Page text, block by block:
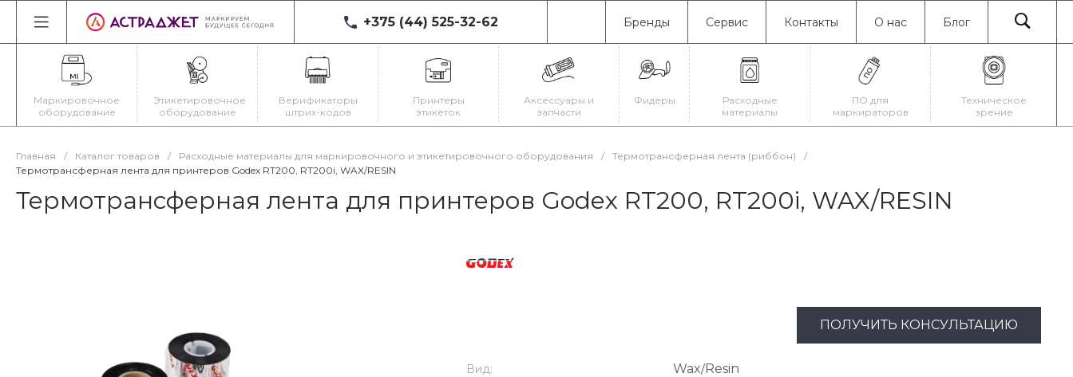
+375 (44) 525-32-62
+375 (44) 525-32-62
220080, г. Минск, ул.
Ириновская, 19
Пн-Пт: с 9:00 до 18:00
Cб-Вс: Выходной
Бренды Сервис Контакты О нас Блог
Маркировочное
оборудование
Этикетировочное
оборудование
Верификаторы
штрих-кодов
Принтеры
этикеток
Аксессуары и
запчасти
Фидеры
Расходные
материалы
ПО для
маркираторов
Техническое
зрение
Главная / Каталог товаров / Расходные материалы для маркировочного и этикетировочного оборудования / Термотрансферная лента (риббон)
/
Термотрансферная лента для принтеров Godex RT200, RT200i, WAX/RESIN
Термотрансферная лента для принтеров Godex RT200, RT200i, WAX/RESIN
ПОЛУЧИТЬ КОНСУЛЬТАЦИЮ
Вид: Wax/Resin